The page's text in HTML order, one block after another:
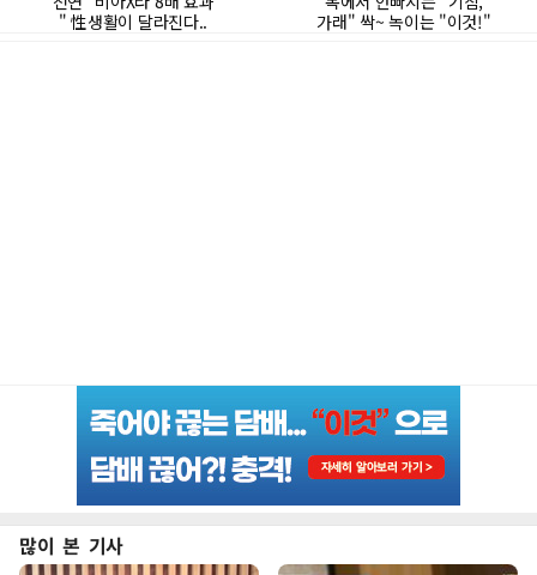
많이 본 기사